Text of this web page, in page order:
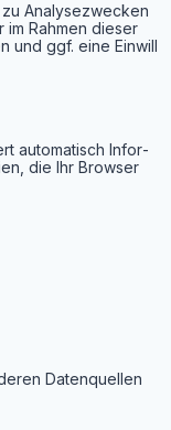
Ana­ly­se­zwe­cken
Rah­men die­ser
und ggf. eine Ein­wil­l
auto­ma­tisch Infor­
die Ihr Brow­ser
Daten­quel­len